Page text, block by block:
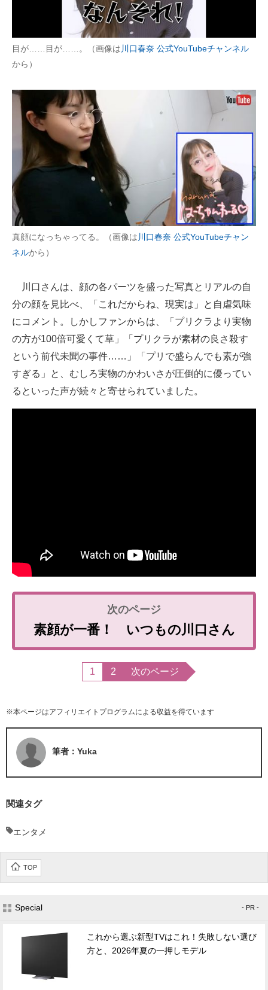
目が……目が……。（画像は川口春奈 公式YouTubeチャンネル
から）
真顔になっちゃってる。（画像は川口春奈 公式YouTubeチャン
ネルから）
川口さんは、顔の各パーツを盛った写真とリアルの自
分の顔を見比べ、「これだからね、現実は」と自虐気味
にコメント。しかしファンからは、「プリクラより実物
の方が100倍可愛くて草」「プリクラが素材の良さ殺す
という前代未聞の事件……」「プリで盛らんでも素が強
すぎる」と、むしろ実物のかわいさが圧倒的に優ってい
るといった声が続々と寄せられていました。
素顔が一番！ いつもの川口さん
1 2 次のページ
※本ページはアフィリエイトプログラムによる収益を得ています
筆者：Yuka
関連タグ
エンタメ
TOP
Special - PR -
これから選ぶ新型TVはこれ！失敗しない選び
方と、2026年夏の一押しモデル